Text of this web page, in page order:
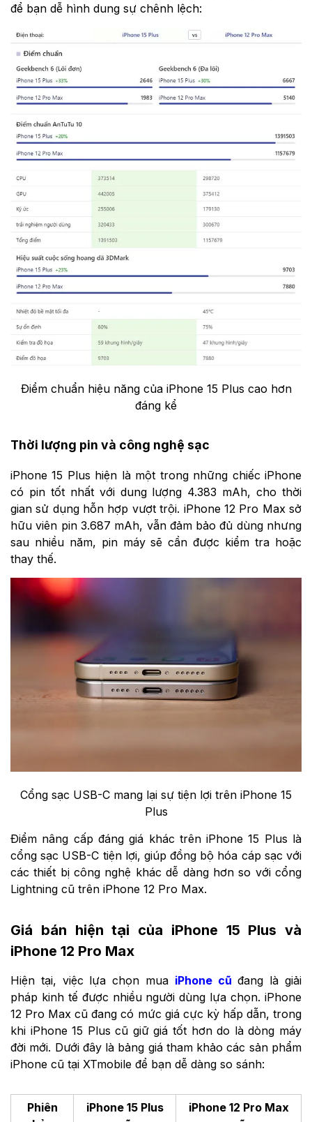
để bạn dễ hình dung sự chênh lệch:
Điểm chuẩn hiệu năng của iPhone 15 Plus cao hơn
đáng kể
Thời lượng pin và công nghệ sạc
iPhone 15 Plus hiện là một trong những chiếc iPhone
có pin tốt nhất với dung lượng 4.383 mAh, cho thời
gian sử dụng hỗn hợp vượt trội. iPhone 12 Pro Max sở
hữu viên pin 3.687 mAh, vẫn đảm bảo đủ dùng nhưng
sau nhiều năm, pin máy sẽ cần được kiểm tra hoặc
thay thế.
Cổng sạc USB-C mang lại sự tiện lợi trên iPhone 15
Plus
Điểm nâng cấp đáng giá khác trên iPhone 15 Plus là
cổng sạc USB-C tiện lợi, giúp đồng bộ hóa cáp sạc với
các thiết bị công nghệ khác dễ dàng hơn so với cổng
Lightning cũ trên iPhone 12 Pro Max.
Giá bán hiện tại của iPhone 15 Plus và
iPhone 12 Pro Max
Hiện tại, việc lựa chọn mua iPhone cũ đang là giải
pháp kinh tế được nhiều người dùng lựa chọn. iPhone
12 Pro Max cũ đang có mức giá cực kỳ hấp dẫn, trong
khi iPhone 15 Plus cũ giữ giá tốt hơn do là dòng máy
đời mới. Dưới đây là bảng giá tham khảo các sản phẩm
iPhone cũ tại XTmobile để bạn dễ dàng so sánh:
Phiên
iPhone 15 Plus
iPhone 12 Pro Max